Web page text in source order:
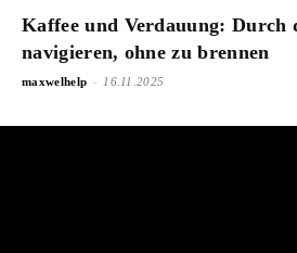
Kaffee und Verdauung: Durch
navigieren, ohne zu brennen
maxwelhelp - 16.11.2025